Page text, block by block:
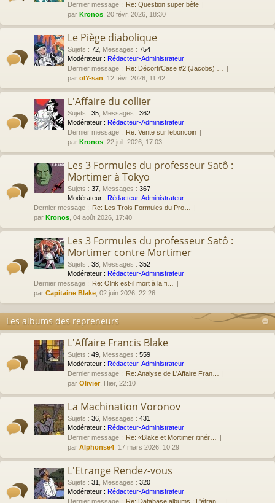
Dernier message : Re: Question super bête
par Kronos , 20 févr. 2026, 18:30
Le Piège diabolique
Sujets : 72 Messages : 754
Modérateur : Rédacteur-Administrateur
Dernier message : Re: Décorti'Case #2 (Jacobs) …
par olY-san , 12 févr. 2026, 11:42
L'Affaire du collier
Sujets : 35 Messages : 362
Modérateur : Rédacteur-Administrateur
Dernier message : Re: Vente sur leboncoin
par Kronos , 22 juil. 2026, 17:03
Les 3 Formules du professeur Satô :
Mortimer à Tokyo
Sujets : 37 Messages : 367
Modérateur : Rédacteur-Administrateur
Dernier message : Re: Les Trois Formules du Pro…
par Kronos , 04 août 2026, 17:40
Les 3 Formules du professeur Satô :
Mortimer contre Mortimer
Sujets : 38 Messages : 352
Modérateur : Rédacteur-Administrateur
Dernier message : Re: Olrik est-il mort à la fi…
par Capitaine Blake , 02 juin 2026, 22:26
Les albums des repreneurs
L'Affaire Francis Blake
Sujets : 49 Messages : 559
Modérateur : Rédacteur-Administrateur
Dernier message : Re: Analyse de L'Affaire Fran…
par Olivier , Hier, 22:10
La Machination Voronov
Sujets : 36 Messages : 431
Modérateur : Rédacteur-Administrateur
Dernier message : Re: «Blake et Mortimer itinér…
par Alphonse4 , 17 mars 2026, 10:29
L'Etrange Rendez-vous
Sujets : 31 Messages : 320
Modérateur : Rédacteur-Administrateur
Dernier message : Re: Database albums : L'étran…